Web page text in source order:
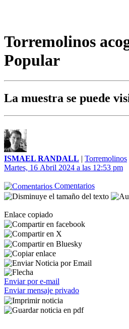
Torremolinos
Popular
La muestra se puede
ISMAEL RANDALL | Torremolinos
Martes, 16 Abril 2024 a las 12:53 pm
Comentarios
Enlace copiado
Enviar por e-mail
Enviar mensaje privado